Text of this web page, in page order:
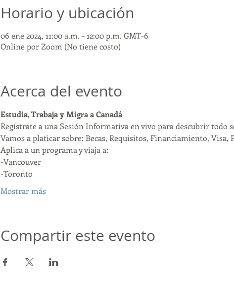
Horario y ubicación
06 ene 2024, 11:00 a.m. – 12:00 p.m. GMT-6
Online por Zoom (No tiene costo)
Acerca del evento
Estudia, Trabaja y Migra a Canadá
Regístrate a una Sesión Informativa en vivo para descubrir todo
Vamos a platicar sobre: Becas, Requisitos, Financiamiento, Visa,
Aplica a un programa y viaja a:
-Vancouver
-Toronto
Mostrar más
Compartir este evento